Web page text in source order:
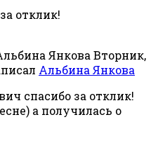
отклик!
Вторник,
Альбина Янкова
спасибо за отклик!
а получилась о